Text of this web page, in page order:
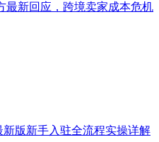
最新回应，跨境卖家成本危机
新版新手入驻全流程实操详解